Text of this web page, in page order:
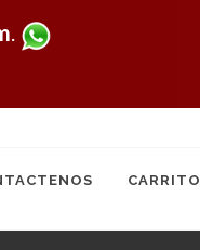
.
CARRITO